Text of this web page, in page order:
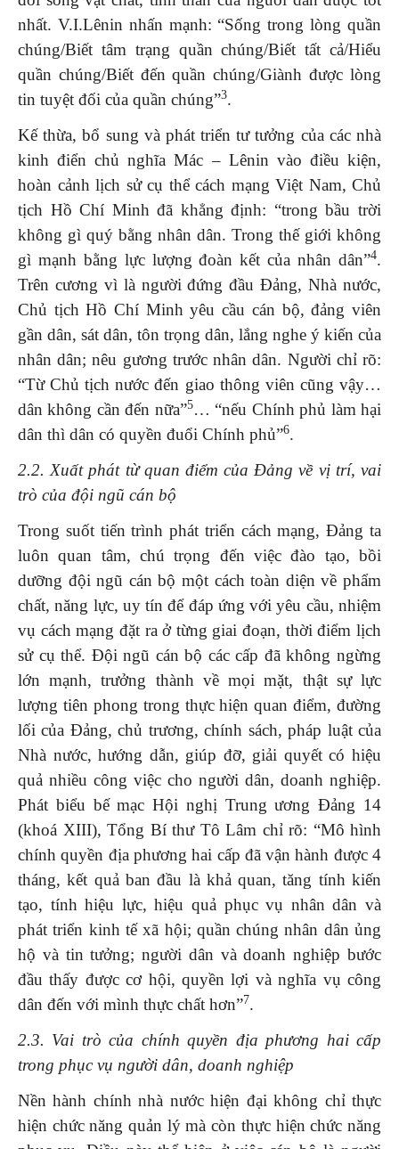
nhất. V.I.Lênin nhấn mạnh: “Sống trong lòng quần
chúng/Biết tâm trạng quần chúng/Biết tất cả/Hiểu
quần chúng/Biết đến quần chúng/Giành được lòng
tin tuyệt đối của quần chúng”3.
Kế thừa, bổ sung và phát triển tư tưởng của các nhà
kinh điển chủ nghĩa Mác – Lênin vào điều kiện,
hoàn cảnh lịch sử cụ thể cách mạng Việt Nam, Chủ
tịch Hồ Chí Minh đã khẳng định: “trong bầu trời
không gì quý bằng nhân dân. Trong thế giới không
gì mạnh bằng lực lượng đoàn kết của nhân dân”4.
Trên cương vì là người đứng đầu Đảng, Nhà nước,
Chủ tịch Hồ Chí Minh yêu cầu cán bộ, đảng viên
gần dân, sát dân, tôn trọng dân, lắng nghe ý kiến của
nhân dân; nêu gương trước nhân dân. Người chỉ rõ:
“Từ Chủ tịch nước đến giao thông viên cũng vậy…
dân không cần đến nữa”5… “nếu Chính phủ làm hại
dân thì dân có quyền đuổi Chính phủ”6.
2.2. Xuất phát từ quan điểm của Đảng về vị trí, vai
trò của đội ngũ cán bộ
Trong suốt tiến trình phát triển cách mạng, Đảng ta
luôn quan tâm, chú trọng đến việc đào tạo, bồi
dưỡng đội ngũ cán bộ một cách toàn diện về phẩm
chất, năng lực, uy tín để đáp ứng với yêu cầu, nhiệm
vụ cách mạng đặt ra ở từng giai đoạn, thời điểm lịch
sử cụ thể. Đội ngũ cán bộ các cấp đã không ngừng
lớn mạnh, trưởng thành về mọi mặt, thật sự lực
lượng tiên phong trong thực hiện quan điểm, đường
lối của Đảng, chủ trương, chính sách, pháp luật của
Nhà nước, hướng dẫn, giúp đỡ, giải quyết có hiệu
quả nhiều công việc cho người dân, doanh nghiệp.
Phát biểu bế mạc Hội nghị Trung ương Đảng 14
(khoá XIII), Tổng Bí thư Tô Lâm chỉ rõ: “Mô hình
chính quyền địa phương hai cấp đã vận hành được 4
tháng, kết quả ban đầu là khả quan, tăng tính kiến
tạo, tính hiệu lực, hiệu quả phục vụ nhân dân và
phát triển kinh tế xã hội; quần chúng nhân dân ủng
hộ và tin tưởng; người dân và doanh nghiệp bước
đầu thấy được cơ hội, quyền lợi và nghĩa vụ công
dân đến với mình thực chất hơn”7.
2.3. Vai trò của chính quyền địa phương hai cấp
trong phục vụ người dân, doanh nghiệp
Nền hành chính nhà nước hiện đại không chỉ thực
hiện chức năng quản lý mà còn thực hiện chức năng